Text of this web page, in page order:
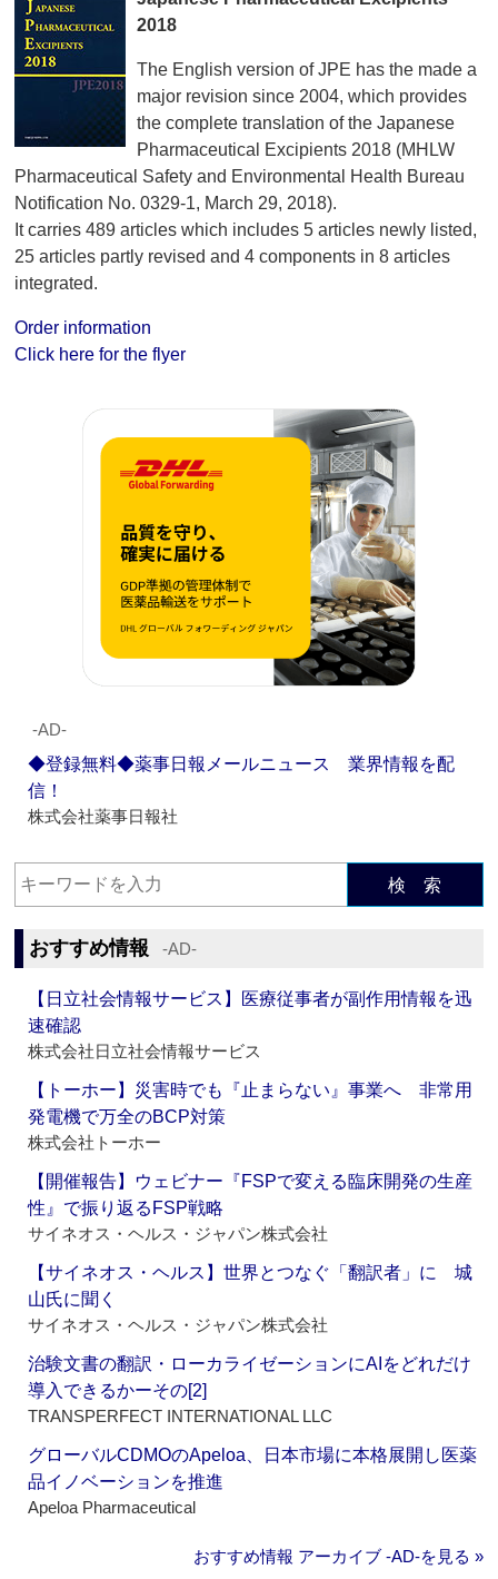
2018
The English version of JPE has the made a
major revision since 2004, which provides
the complete translation of the Japanese
Pharmaceutical Excipients 2018 (MHLW
Pharmaceutical Safety and Environmental Health Bureau
Notification No. 0329-1, March 29, 2018).
It carries 489 articles which includes 5 articles newly listed,
25 articles partly revised and 4 components in 8 articles
integrated.
Order information
Click here for the flyer
‐AD‐
◆登録無料◆薬事日報メールニュース 業界情報を配
信！
株式会社薬事日報社
検 索
おすすめ情報 ‐AD‐
【日立社会情報サービス】医療従事者が副作用情報を迅
速確認
株式会社日立社会情報サービス
【トーホー】災害時でも『止まらない』事業へ 非常用
発電機で万全のBCP対策
株式会社トーホー
【開催報告】ウェビナー『FSPで変える臨床開発の生産
性』で振り返るFSP戦略
サイネオス・ヘルス・ジャパン株式会社
【サイネオス・ヘルス】世界とつなぐ「翻訳者」に 城
山氏に聞く
サイネオス・ヘルス・ジャパン株式会社
治験文書の翻訳・ローカライゼーションにAIをどれだけ
導入できるかーその[2]
TRANSPERFECT INTERNATIONAL LLC
グローバルCDMOのApeloa、日本市場に本格展開し医薬
品イノベーションを推進
Apeloa Pharmaceutical
おすすめ情報 アーカイブ ‐AD‐を見る »